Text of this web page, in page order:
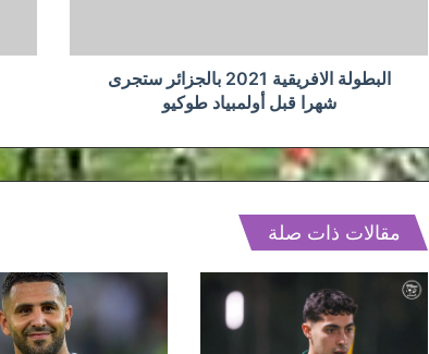
طوكيو
البطولة الافريقية 2021 بالجزائر ستجرى
شهرا قبل أولمبياد طوكيو
مقالات ذات صلة